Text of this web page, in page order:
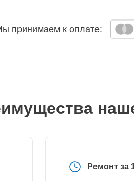
принимаем к оплате:
Ремонт за